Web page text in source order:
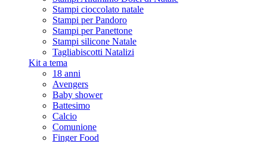
Stampi cioccolato natale
Stampi per Pandoro
Stampi per Panettone
Stampi silicone Natale
Tagliabiscotti Natalizi
Kit a tema
18 anni
Avengers
Baby shower
Battesimo
Calcio
Comunione
Finger Food